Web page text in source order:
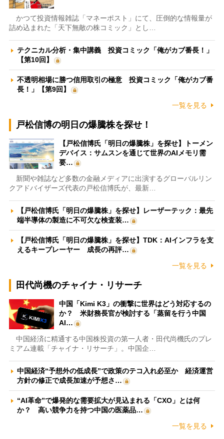
かつて投資情報雑誌「マネーポスト」にて、圧倒的な情報量が
詰め込まれた「天下無敵の株コミック」とし…
テクニカル分析・集中講義 投資コミック「俺がカブ番長！」
【第10回】
不透明相場に勝つ信用取引の極意 投資コミック「俺がカブ番
長！」【第9回】
一覧を見る
戸松信博の明日の爆騰株を探せ！
【戸松信博氏「明日の爆騰株」を探せ】トーメン
デバイス：サムスンを通じて世界のAIメモリ需
要…
新聞や雑誌など多数の金融メディアに出演するグローバルリン
クアドバイザーズ代表の戸松信博氏が、最新…
【戸松信博氏「明日の爆騰株」を探せ】レーザーテック：最先
端半導体の製造に不可欠な検査装…
【戸松信博氏「明日の爆騰株」を探せ】TDK：AIインフラを支
えるキープレーヤー 成長の再評…
一覧を見る
田代尚機のチャイナ・リサーチ
中国「Kimi K3」の衝撃に世界はどう対応するの
か？ 米財務長官が検討する「蒸留を行う中国
AI…
中国経済に精通する中国株投資の第一人者・田代尚機氏のプレ
ミアム連載「チャイナ・リサーチ」。中国企…
中国経済“予想外の低成長”で政策のテコ入れ必至か 経済運営
方針の修正で成長加速が予想さ…
“AI革命”で爆発的な需要拡大が見込まれる「CXO」とは何
か？ 高い競争力を持つ中国の医薬品…
一覧を見る